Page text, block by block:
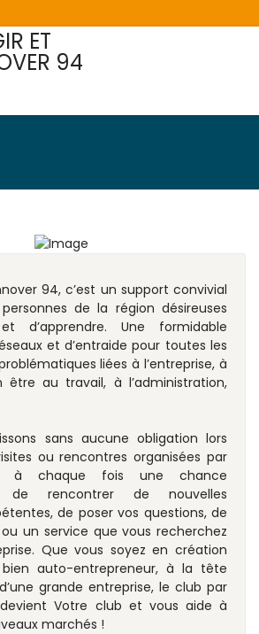
94, c’est un support convivial
de la région désireuses
et d’apprendre. Une formidable
et d’entraide pour toutes les
liées à l’entreprise, à
être au travail, à l’administration,
sans aucune obligation lors
ou rencontres organisées par
à chaque fois une chance
de rencontrer de nouvelles
de poser vos questions, de
un service que vous recherchez
Que vous soyez en création
bien auto-entrepreneur, à la tête
grande entreprise, le club par
Votre club et vous aide à
marchés !